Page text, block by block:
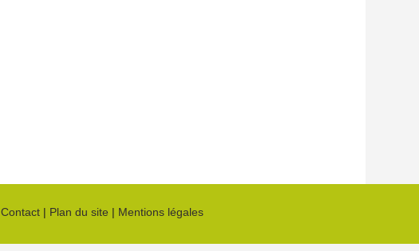
Contact| Plan du site | Mentions légales